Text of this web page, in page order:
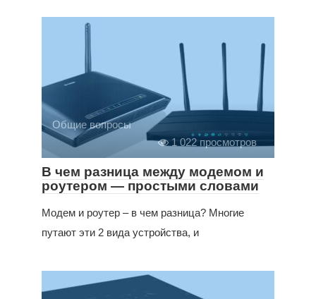
Общие вопросы
1 022 просмотров
В чем разница между модемом и
роутером — простыми словами
Модем и роутер – в чем разница? Многие
путают эти 2 вида устройства, и